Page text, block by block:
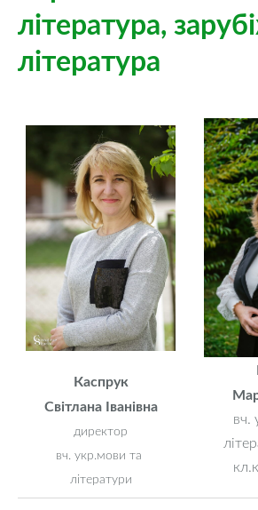
література,
література
Каспрук
Світлана Іванівна
директор
вч. укр.мови та
літератури
вч.